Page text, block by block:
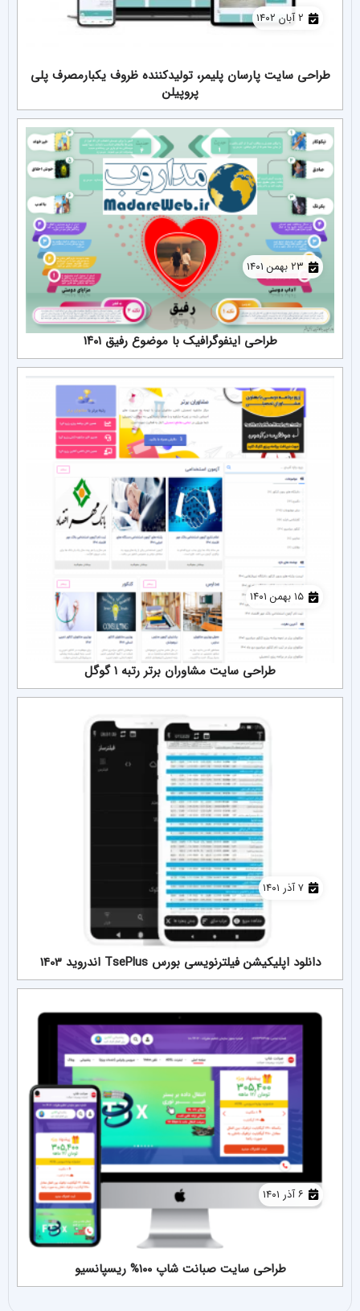
طراحی سایت پارسان پلیمر، تولیدکننده ظروف یکبارمصرف پلی
پروپیلن
۲ آبان ۱۴۰۲
طراحی اینفوگرافیک با موضوع رفیق ۱۴۰۱
۲۳ بهمن ۱۴۰۱
طراحی سایت مشاوران برتر رتبه ۱ گوگل
۱۵ بهمن ۱۴۰۱
دانلود اپلیکیشن فیلترنویسی بورس TsePlus اندروید 1403
۷ آذر ۱۴۰۱
طراحی سایت صبانت شاپ ۱۰۰% ریسپانسیو
۶ آذر ۱۴۰۱